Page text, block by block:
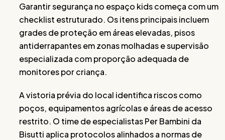
Garantir segurança no espaço kids começa com um
checklist estruturado. Os itens principais incluem
grades de proteção em áreas elevadas, pisos
antiderrapantes em zonas molhadas e supervisão
especializada com proporção adequada de
monitores por criança.
A vistoria prévia do local identifica riscos como
poços, equipamentos agrícolas e áreas de acesso
restrito. O time de especialistas Per Bambini da
Bisutti aplica protocolos alinhados a normas de